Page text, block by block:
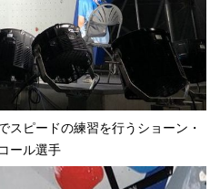
スピードの練習を行うショーン・
ール選手